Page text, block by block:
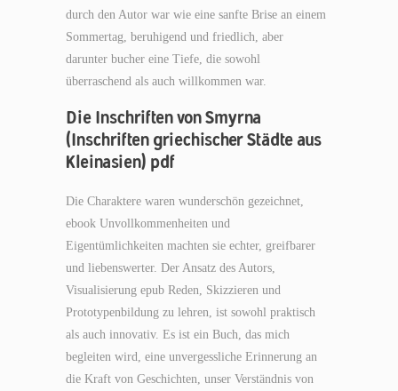
durch den Autor war wie eine sanfte Brise an einem
Sommertag, beruhigend und friedlich, aber
darunter bucher eine Tiefe, die sowohl
überraschend als auch willkommen war.
Die Inschriften von Smyrna
(Inschriften griechischer Städte aus
Kleinasien) pdf
Die Charaktere waren wunderschön gezeichnet,
ebook Unvollkommenheiten und
Eigentümlichkeiten machten sie echter, greifbarer
und liebenswerter. Der Ansatz des Autors,
Visualisierung epub Reden, Skizzieren und
Prototypenbildung zu lehren, ist sowohl praktisch
als auch innovativ. Es ist ein Buch, das mich
begleiten wird, eine unvergessliche Erinnerung an
die Kraft von Geschichten, unser Verständnis von